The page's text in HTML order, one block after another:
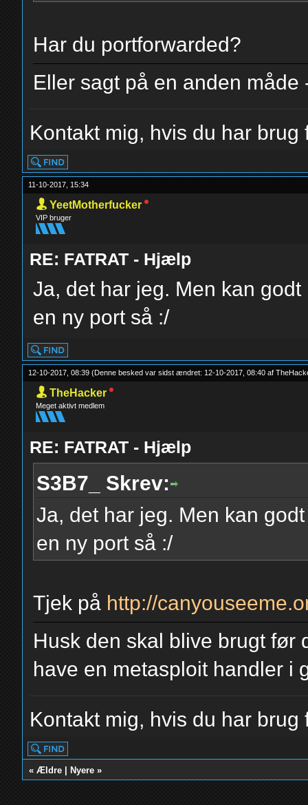
Har du portforwarded?
Eller sagt på en anden måde
Kontakt mig, hvis du har
11-10-2017, 15:34
YeetMotherfucker
VIP bruger
RE: FATRAT - Hjælp
Ja, det har jeg. Men kan
en ny port så :/
12-10-2017, 08:39(Denne besked var sidst ændret: 12-10-2017, 08:40 af
TheHacker
Meget aktivt medlem
RE: FATRAT - Hjælp
S3B7_ Skrev:
Ja, det har jeg. Men kan
en ny port så :/
Tjek på http://
Husk den skal blive brugt før
have en metasploit handler i
Kontakt mig, hvis du har
«Ældre Nyere »